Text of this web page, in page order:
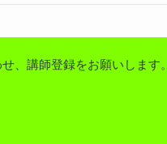
、講師登録をお願いします。